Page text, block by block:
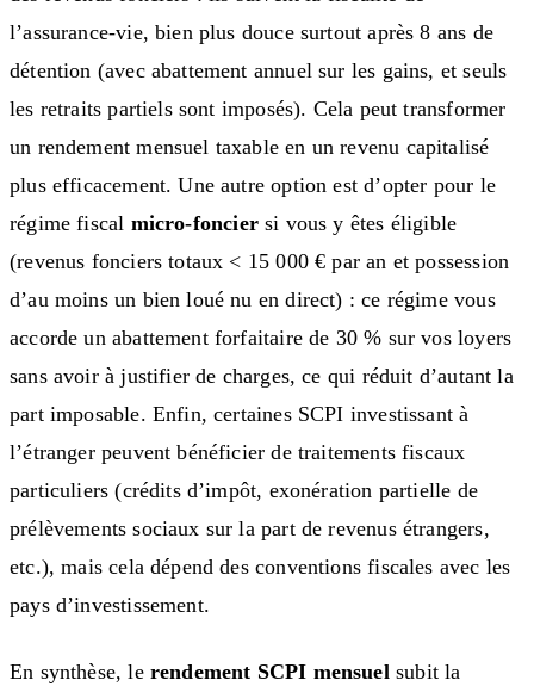
l’assurance-vie, bien plus douce surtout après 8 ans de
détention (avec abattement annuel sur les gains, et seuls
les retraits partiels sont imposés). Cela peut transformer
un rendement mensuel taxable en un revenu capitalisé
plus efficacement. Une autre option est d’opter pour le
régime fiscal micro-fonciersi vous y êtes éligible
(revenus fonciers totaux < 15 000 € par an et possession
d’au moins un bien loué nu en direct) : ce régime vous
accorde un abattement forfaitaire de 30 % sur vos loyers
sans avoir à justifier de charges, ce qui réduit d’autant la
part imposable. Enfin, certaines SCPI investissant à
l’étranger peuvent bénéficier de traitements fiscaux
particuliers (crédits d’impôt, exonération partielle de
prélèvements sociaux sur la part de revenus étrangers,
etc.), mais cela dépend des conventions fiscales avec les
pays d’investissement.
En synthèse, le rendement SCPI mensuel subit la